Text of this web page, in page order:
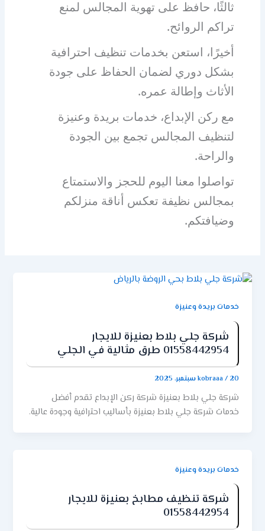
ثالثًا، حافظ على تهوية المجالس لمنع
تراكم الروائح.
أخيرًا، استعن بخدمات تنظيف احترافية
بشكل دوري لضمان الحفاظ على جودة
الأثاث وإطالة عمره.
مع ركن الإبداع، خدمات بريدة وعنيزة
لتنظيف المجالس تجمع بين الجودة
والراحة.
تواصلوا معنا اليوم للحجز والاستمتاع
بمجالس نظيفة تعكس أناقة منزلكم
وضيافتكم.
خدمات بريدة وعنيزة
شركة جلي بلاط بعنيزة للايجار
01558442954 طرق مثالية في الجلي
kobraaa/ 20 سبتمبر، 2025
شركة جلي بلاط بعنيزة شركة ركن الإبداع تقدم أفضل
خدمات شركة جلي بلاط بعنيزة بأساليب احترافية وجودة عالية.
تدوم طويلاً مع الحفاظ على سلامة أرضيات منزلك أو مكتبك.
خدماتنا تشمل جلي جميع أنواع البلاط، الرخام، والسيراميك،
مع التركيز على سرعة التنفيذ والدقة في التفاصيل. اختر شركة
جلي بلاط بعنيزة من ركن الإبداع للحصول على أرضيات
نظيفة، لامعة، ومظهر فخم يعكس جودة المكان ويجعل
خدمات بريدة وعنيزة
شركة تنظيف مطابخ بعنيزة للايجار
01558442954